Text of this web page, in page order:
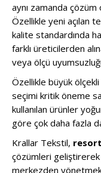
aynı zamanda
Özellikle yeni açılan
kalite standardında
farklı üreticilerden
veya ölçü
Özellikle büyük
seçimi kritik öneme
kullanılan ürünler
göre çok daha fazla
Krallar Tekstil,
çözümleri geliştirerek
merkezden